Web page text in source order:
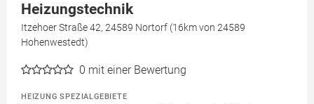
Heizungstechnik
Itzehoer Straße 42, 24589 Nortorf (16km von 24589
Hohenwestedt)
0 mit einer Bewertung
HEIZUNG SPEZIALGEBIETE